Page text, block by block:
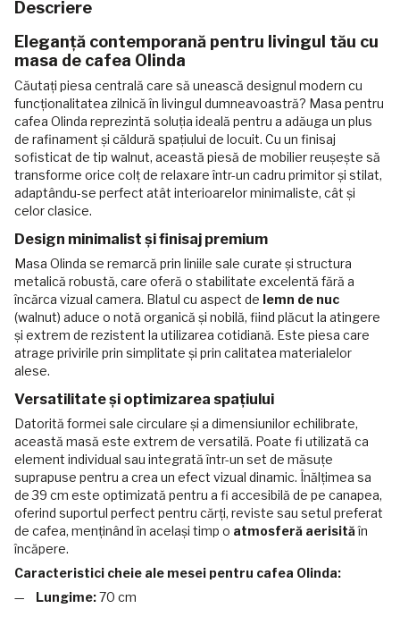
Descriere
Eleganță contemporană pentru livingul tău cu
masa de cafea Olinda
Căutați piesa centrală care să unească designul modern cu
funcționalitatea zilnică în livingul dumneavoastră? Masa pentru
cafea Olinda reprezintă soluția ideală pentru a adăuga un plus
de rafinament și căldură spațiului de locuit. Cu un finisaj
sofisticat de tip walnut, această piesă de mobilier reușește să
transforme orice colț de relaxare într-un cadru primitor și stilat,
adaptându-se perfect atât interioarelor minimaliste, cât și
celor clasice.
Design minimalist și finisaj premium
Masa Olinda se remarcă prin liniile sale curate și structura
metalică robustă, care oferă o stabilitate excelentă fără a
încărca vizual camera. Blatul cu aspect de lemn de nuc
(walnut) aduce o notă organică și nobilă, fiind plăcut la atingere
și extrem de rezistent la utilizarea cotidiană. Este piesa care
atrage privirile prin simplitate și prin calitatea materialelor
alese.
Versatilitate și optimizarea spațiului
Datorită formei sale circulare și a dimensiunilor echilibrate,
această masă este extrem de versatilă. Poate fi utilizată ca
element individual sau integrată într-un set de măsuțe
suprapuse pentru a crea un efect vizual dinamic. Înălțimea sa
de 39 cm este optimizată pentru a fi accesibilă de pe canapea,
oferind suportul perfect pentru cărți, reviste sau setul preferat
de cafea, menținând în același timp o atmosferă aerisităîn
încăpere.
Caracteristici cheie ale mesei pentru cafea Olinda:
Lungime:70 cm